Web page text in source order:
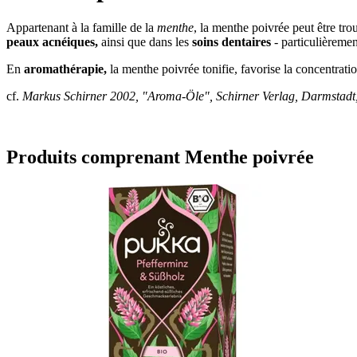
Appartenant à la famille de la menthe, la menthe poivrée peut être
peaux acnéiques, ainsi que dans les soins dentaires -
En aromathérapie, la menthe poivrée tonifie, favorise la
cf. Markus Schirner 2002, "Aroma-Öle", Schirner Verlag,
Produits comprenant Menthe poivrée